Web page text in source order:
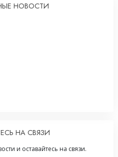
НОВОСТИ
НА СВЯЗИ
и оставайтесь на связи.